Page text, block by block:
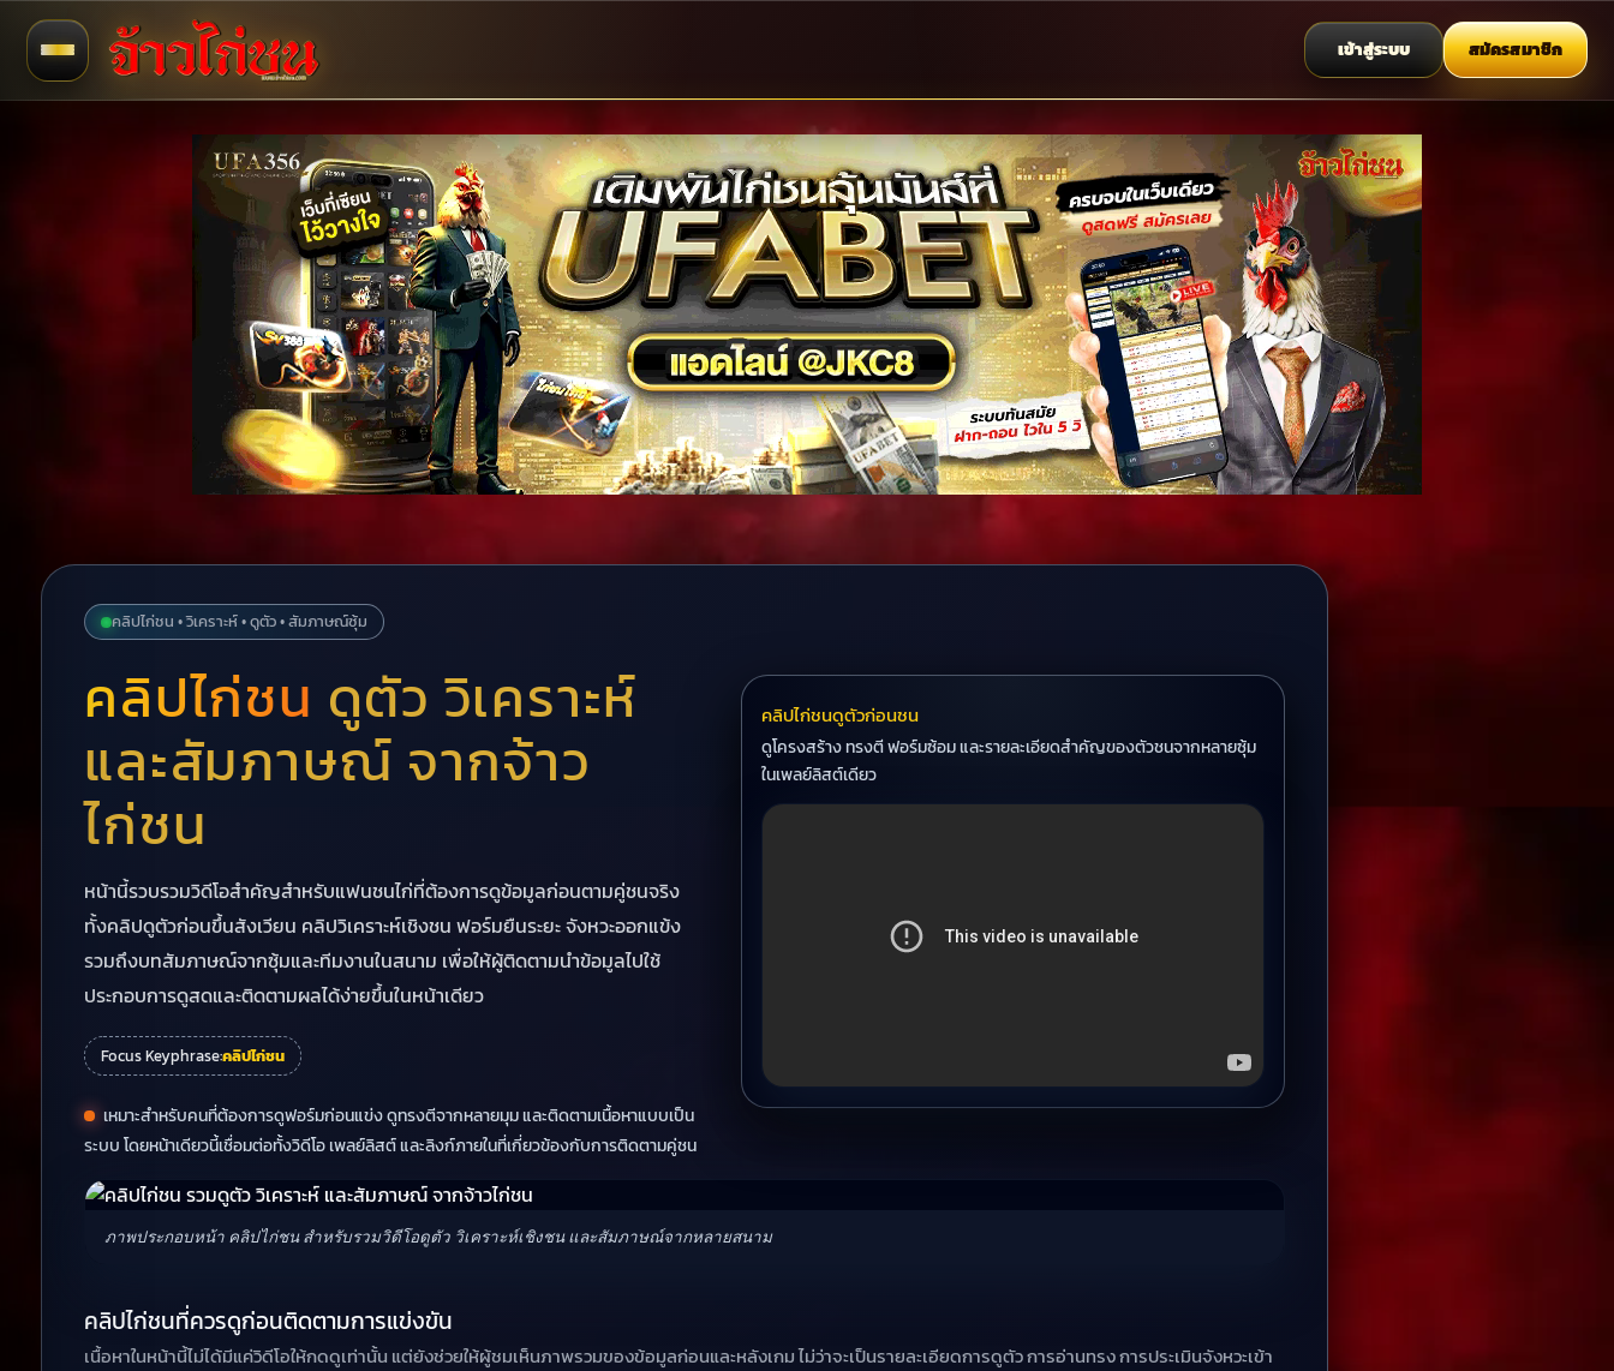
เข้าสู่ระบบ สมัครสมาชิก
คลิปไก่ชน • วิเคราะห์ • ดูตัว • สัมภาษณ์ซุ้ม
คลิปไก่ชน ดูตัว วิเคราะห์
และสัมภาษณ์ จากจ้าว
ไก่ชน
หน้านี้รวบรวมวิดีโอสำคัญสำหรับแฟนชนไก่ที่ต้องการดูข้อมูลก่อนตามคู่ชนจริง
ทั้งคลิปดูตัวก่อนขึ้นสังเวียน คลิปวิเคราะห์เชิงชน ฟอร์มยืนระยะ จังหวะออกแข้ง
รวมถึงบทสัมภาษณ์จากซุ้มและทีมงานในสนาม เพื่อให้ผู้ติดตามนำข้อมูลไปใช้
ประกอบการดูสดและติดตามผลได้ง่ายขึ้นในหน้าเดียว
Focus Keyphrase:คลิปไก่ชน
เหมาะสำหรับคนที่ต้องการดูฟอร์มก่อนแข่ง ดูทรงตีจากหลายมุม และติดตามเนื้อหาแบบเป็น
ระบบ โดยหน้าเดียวนี้เชื่อมต่อทั้งวิดีโอ เพลย์ลิสต์ และลิงก์ภายในที่เกี่ยวข้องกับการติดตามคู่ชน
คลิปไก่ชนดูตัวก่อนชน
ดูโครงสร้าง ทรงตี ฟอร์มซ้อม และรายละเอียดสำคัญของตัวชนจากหลายซุ้ม
ในเพลย์ลิสต์เดียว
ภาพประกอบหน้า คลิปไก่ชน สำหรับรวมวิดีโอดูตัว วิเคราะห์เชิงชน และสัมภาษณ์จากหลายสนาม
คลิปไก่ชนที่ควรดูก่อนติดตามการแข่งขัน
เนื้อหาในหน้านี้ไม่ได้มีแค่วิดีโอให้กดดูเท่านั้น แต่ยังช่วยให้ผู้ชมเห็นภาพรวมของข้อมูลก่อนและหลังเกม ไม่ว่าจะเป็นรายละเอียดการดูตัว การอ่านทรง การประเมินจังหวะเข้า